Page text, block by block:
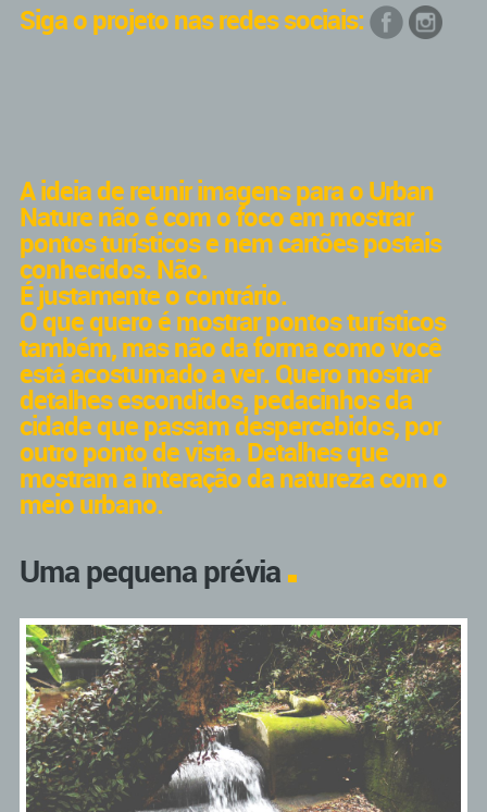
Siga o projeto nas redes sociais:
A ideia de reunir imagens para o Urban
Nature não é com o foco em mostrar
pontos turísticos e nem cartões postais
conhecidos. Não.
É justamente o contrário.
O que quero é mostrar pontos turísticos
também, mas não da forma como você
está acostumado a ver. Quero mostrar
detalhes escondidos, pedacinhos da
cidade que passam despercebidos, por
outro ponto de vista. Detalhes que
mostram a interação da natureza com o
meio urbano.
Uma pequena prévia